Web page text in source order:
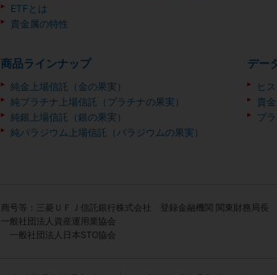
ETFとは
貴金属の特性
商品ラインナップ
純金上場信託（金の果実）
純プラチナ上場信託（プラチナの果実）
純銀上場信託（銀の果実）
純パラジウム上場信託（パラジウムの果実）
デー
ヒ
貴
プ
商号等：三菱ＵＦＪ信託銀行株式会社 登録金融機関 関東財務局
一般社団法人資産運用業協会
一般社団法人日本STO協会